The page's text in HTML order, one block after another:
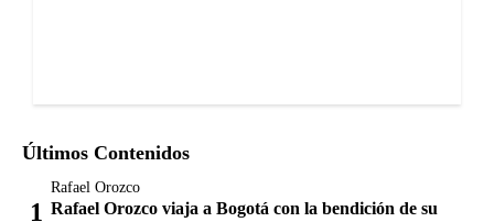
Últimos Contenidos
Rafael Orozco
Rafael Orozco viaja a Bogotá con la bendición de su